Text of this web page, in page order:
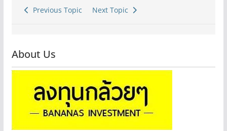
Previous Topic Next Topic
About Us